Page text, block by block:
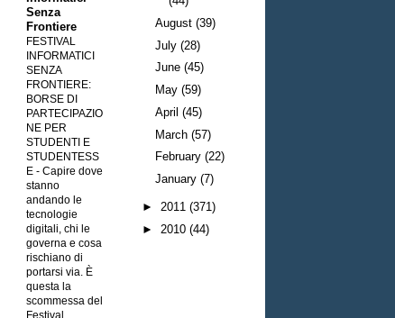
Senza
Frontiere
FESTIVAL
INFORMATICI
SENZA
FRONTIERE:
BORSE DI
PARTECIPAZIO
NE PER
STUDENTI E
STUDENTESS
E - Capire dove
stanno
andando le
tecnologie
digitali, chi le
governa e cosa
rischiano di
portarsi via. È
questa la
scommessa del
Festival
August(39)
July(28)
June(45)
May(59)
April(45)
March(57)
February(22)
January(7)
► 2011 (371)
► 2010 (44)